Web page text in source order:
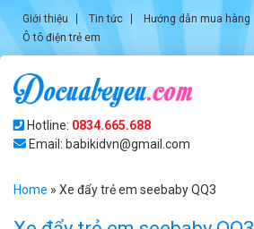
Giới thiệu Tin tức Hướng dẫn mua hàng
Ô tô điện trẻ em
Hotline: 0834.665.688
Email: babikidvn@gmail.com
Home » Xe đẩy trẻ em seebaby QQ3